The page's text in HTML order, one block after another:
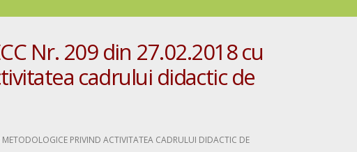
Nr. 209 din 27.02.2018 cu
cadrului didactic de
PRIVIND ACTIVITATEA CADRULUI DIDACTIC DE